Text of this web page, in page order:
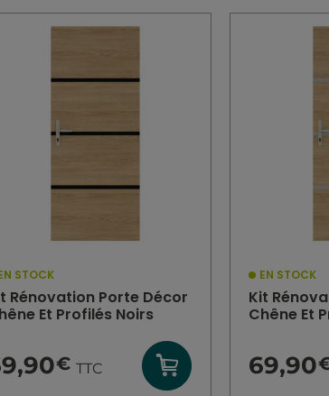
STOCK
Rénovation Porte Décor
Et Profilés Noirs
€ TTC
EN STOCK
Kit
Chêne Et
69,90